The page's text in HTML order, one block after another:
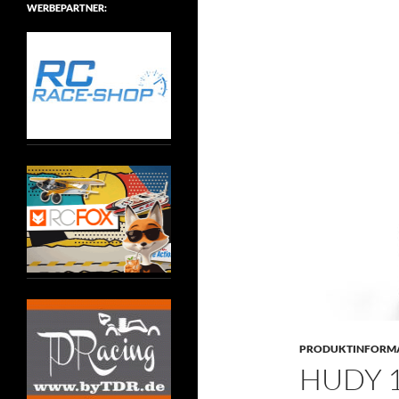
HUDY
WERBEPARTNER: